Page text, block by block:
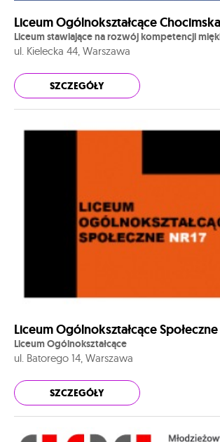
Liceum Ogólnokształcące
Liceum stawiające na rozwój kompetencji
ul. Kielecka 44, Warszawa
SZCZEGÓŁY
Liceum Ogólnokształcące Społeczne
Liceum Ogólnokształcące
ul. Batorego 14, Warszawa
SZCZEGÓŁY